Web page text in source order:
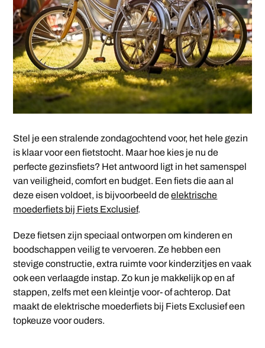
Stel je een stralende zondagochtend voor, het hele gezin
is klaar voor een fietstocht. Maar hoe kies je nu de
perfecte gezinsfiets? Het antwoord ligt in het samenspel
van veiligheid, comfort en budget. Een fiets die aan al
deze eisen voldoet, is bijvoorbeeld deelektrische
moederfiets bij Fiets Exclusief.
Deze fietsen zijn speciaal ontworpen om kinderen en
boodschappen veilig te vervoeren. Ze hebben een
stevige constructie, extra ruimte voor kinderzitjes en vaak
ook een verlaagde instap. Zo kun je makkelijk op en af
stappen, zelfs met een kleintje voor- of achterop. Dat
maakt de elektrische moederfiets bij Fiets Exclusief een
topkeuze voor ouders.